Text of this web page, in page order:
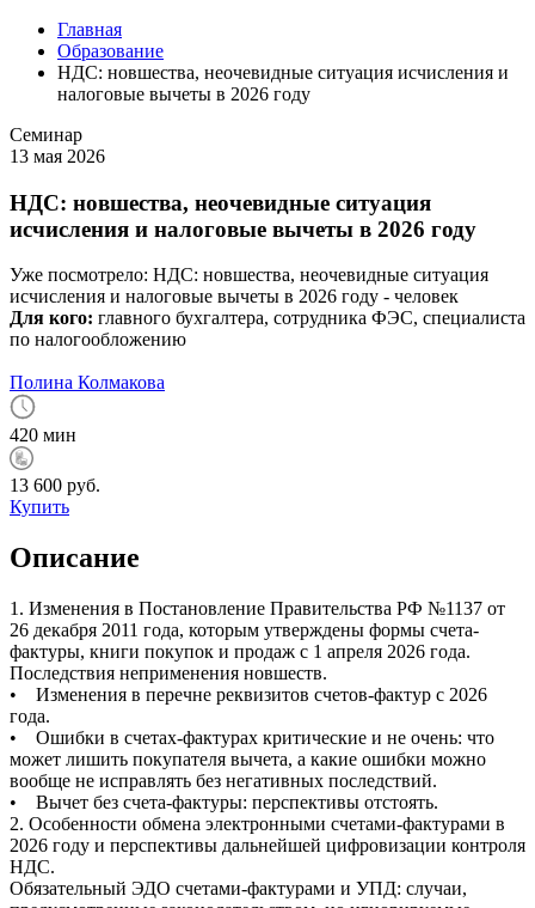
Главная
Образование
НДС: новшества, неочевидные ситуация исчисления и
налоговые вычеты в 2026 году
Семинар
13 мая 2026
НДС: новшества, неочевидные ситуация
исчисления и налоговые вычеты в 2026 году
Уже посмотрело: НДС: новшества, неочевидные ситуация
исчисления и налоговые вычеты в 2026 году - человек
Для кого: главного бухгалтера, сотрудника ФЭС, специалиста
по налогообложению
Полина Колмакова
420 мин
13 600 руб.
Купить
Описание
1. Изменения в Постановление Правительства РФ №1137 от
26 декабря 2011 года, которым утверждены формы счета-
фактуры, книги покупок и продаж с 1 апреля 2026 года.
Последствия неприменения новшеств.
• Изменения в перечне реквизитов счетов-фактур с 2026
года.
• Ошибки в счетах-фактурах критические и не очень: что
может лишить покупателя вычета, а какие ошибки можно
вообще не исправлять без негативных последствий.
• Вычет без счета-фактуры: перспективы отстоять.
2. Особенности обмена электронными счетами-фактурами в
2026 году и перспективы дальнейшей цифровизации контроля
НДС.
Обязательный ЭДО счетами-фактурами и УПД: случаи,